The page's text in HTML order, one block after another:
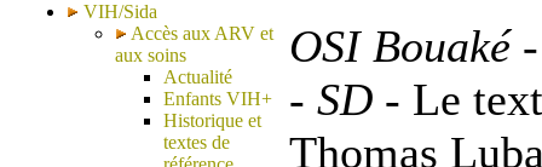
VIH/Sida
Accès aux ARV et
aux soins
Actualité
Enfants VIH+
Historique et
textes de
OSI Bouaké
- SD - Le
Thomas